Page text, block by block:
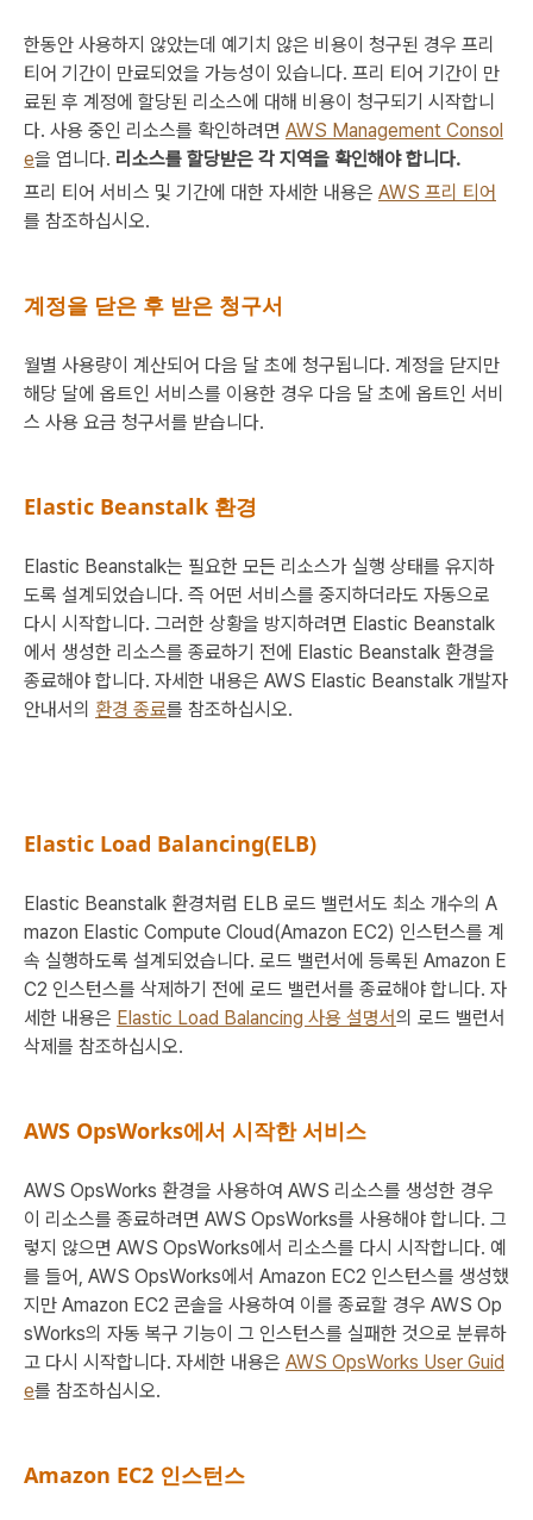
한동안 사용하지 않았는데 예기치 않은 비용이 청구된 경우 프리
티어 기간이 만료되었을 가능성이 있습니다. 프리 티어 기간이 만
료된 후 계정에 할당된 리소스에 대해 비용이 청구되기 시작합니
다. 사용 중인 리소스를 확인하려면 AWS Management Consol
e을 엽니다. 리소스를 할당받은 각 지역을 확인해야 합니다.
프리 티어 서비스 및 기간에 대한 자세한 내용은 AWS 프리 티어
를 참조하십시오.
계정을 닫은 후 받은 청구서
월별 사용량이 계산되어 다음 달 초에 청구됩니다. 계정을 닫지만
해당 달에 옵트인 서비스를 이용한 경우 다음 달 초에 옵트인 서비
스 사용 요금 청구서를 받습니다.
Elastic Beanstalk 환경
Elastic Beanstalk는 필요한 모든 리소스가 실행 상태를 유지하
도록 설계되었습니다. 즉 어떤 서비스를 중지하더라도 자동으로
다시 시작합니다. 그러한 상황을 방지하려면 Elastic Beanstalk
에서 생성한 리소스를 종료하기 전에 Elastic Beanstalk 환경을
종료해야 합니다. 자세한 내용은 AWS Elastic Beanstalk 개발자
안내서의 환경 종료를 참조하십시오.
Elastic Load Balancing(ELB)
Elastic Beanstalk 환경처럼 ELB 로드 밸런서도 최소 개수의 A
mazon Elastic Compute Cloud(Amazon EC2) 인스턴스를 계
속 실행하도록 설계되었습니다. 로드 밸런서에 등록된 Amazon E
C2 인스턴스를 삭제하기 전에 로드 밸런서를 종료해야 합니다. 자
세한 내용은 Elastic Load Balancing 사용 설명서의 로드 밸런서
삭제 를 참조하십시오.
AWS OpsWorks에서 시작한 서비스
AWS OpsWorks 환경을 사용하여 AWS 리소스를 생성한 경우
이 리소스를 종료하려면 AWS OpsWorks를 사용해야 합니다. 그
렇지 않으면 AWS OpsWorks에서 리소스를 다시 시작합니다. 예
를 들어, AWS OpsWorks에서 Amazon EC2 인스턴스를 생성했
지만 Amazon EC2 콘솔을 사용하여 이를 종료할 경우 AWS Op
sWorks의 자동 복구 기능이 그 인스턴스를 실패한 것으로 분류하
고 다시 시작합니다. 자세한 내용은 AWS OpsWorks User Guid
e를 참조하십시오.
Amazon EC2 인스턴스